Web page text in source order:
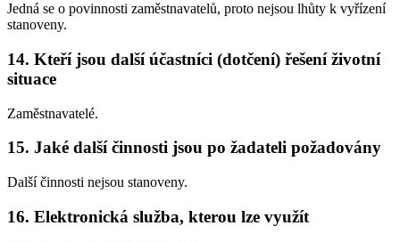
Jedná se o povinnosti zaměstnavatelů, proto nejsou lhůty k vyřízení
stanoveny.
14. Kteří jsou další účastníci (dotčení) řešení životní
situace
Zaměstnavatelé.
15. Jaké další činnosti jsou po žadateli požadovány
Další činnosti nejsou stanoveny.
16. Elektronická služba, kterou lze využít